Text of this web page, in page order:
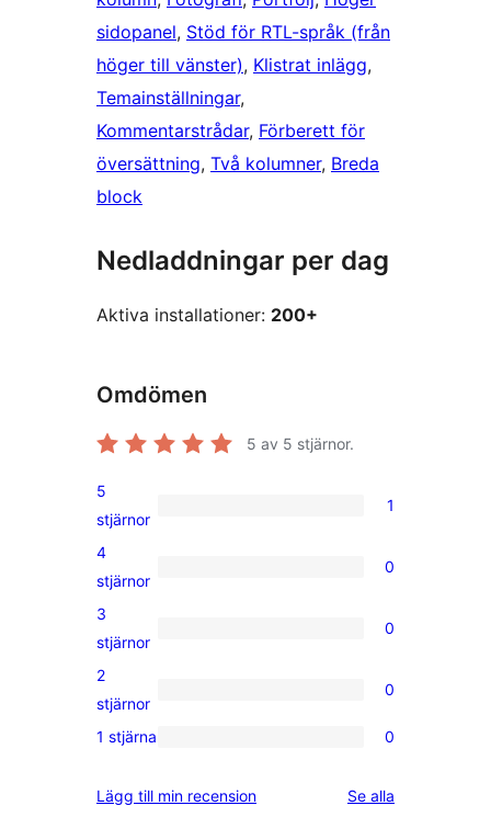
sidopanel, Stöd för RTL-språk (från
höger till vänster), Klistrat inlägg
Temainställningar
Kommentarstrådar, Förberett för
översättning, Två kolumner, Breda
block
Nedladdningar per dag
Aktiva installationer: 200+
Omdömen
5 av 5 stjärnor.
1
5-
stjärnig
5
stjärnor
1
0
4-
stjärniga
4
stjärnor
0
0
3-
stjärniga
3
stjärnor
0
0
2-
recensioner
2
stjärnor
0
0
stjärniga
1 stjärna 0
Lägg till min recension Se alla